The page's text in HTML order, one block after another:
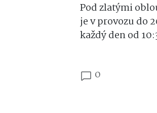
Pod zlatými
je v provozu do
každý den od
0